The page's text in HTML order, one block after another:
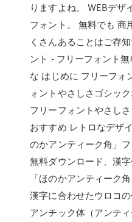
りますよね。 WEBデザ
フォント。 無料でも 商
くさんあることはご存
ント - フリーフォント
な はじめに フリーフォ
ォントやさしさゴシッ
フリーフォントやさし
おすすめ レトロなデザ
のかアンティーク角」
無料ダウンロード、漢
「ほのかアンティーク
漢字に合わせたウロコ
アンチック体（アンテ